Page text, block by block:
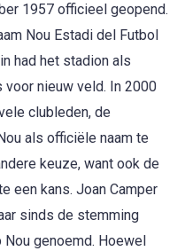
1957 officieel geopend.
Nou Estadi del Futbol
had het stadion als
voor nieuw veld. In 2000
clubleden, de
als officiële naam te
keuze, want ook de
een kans. Joan Camper
sinds de stemming
genoemd. Hoewel